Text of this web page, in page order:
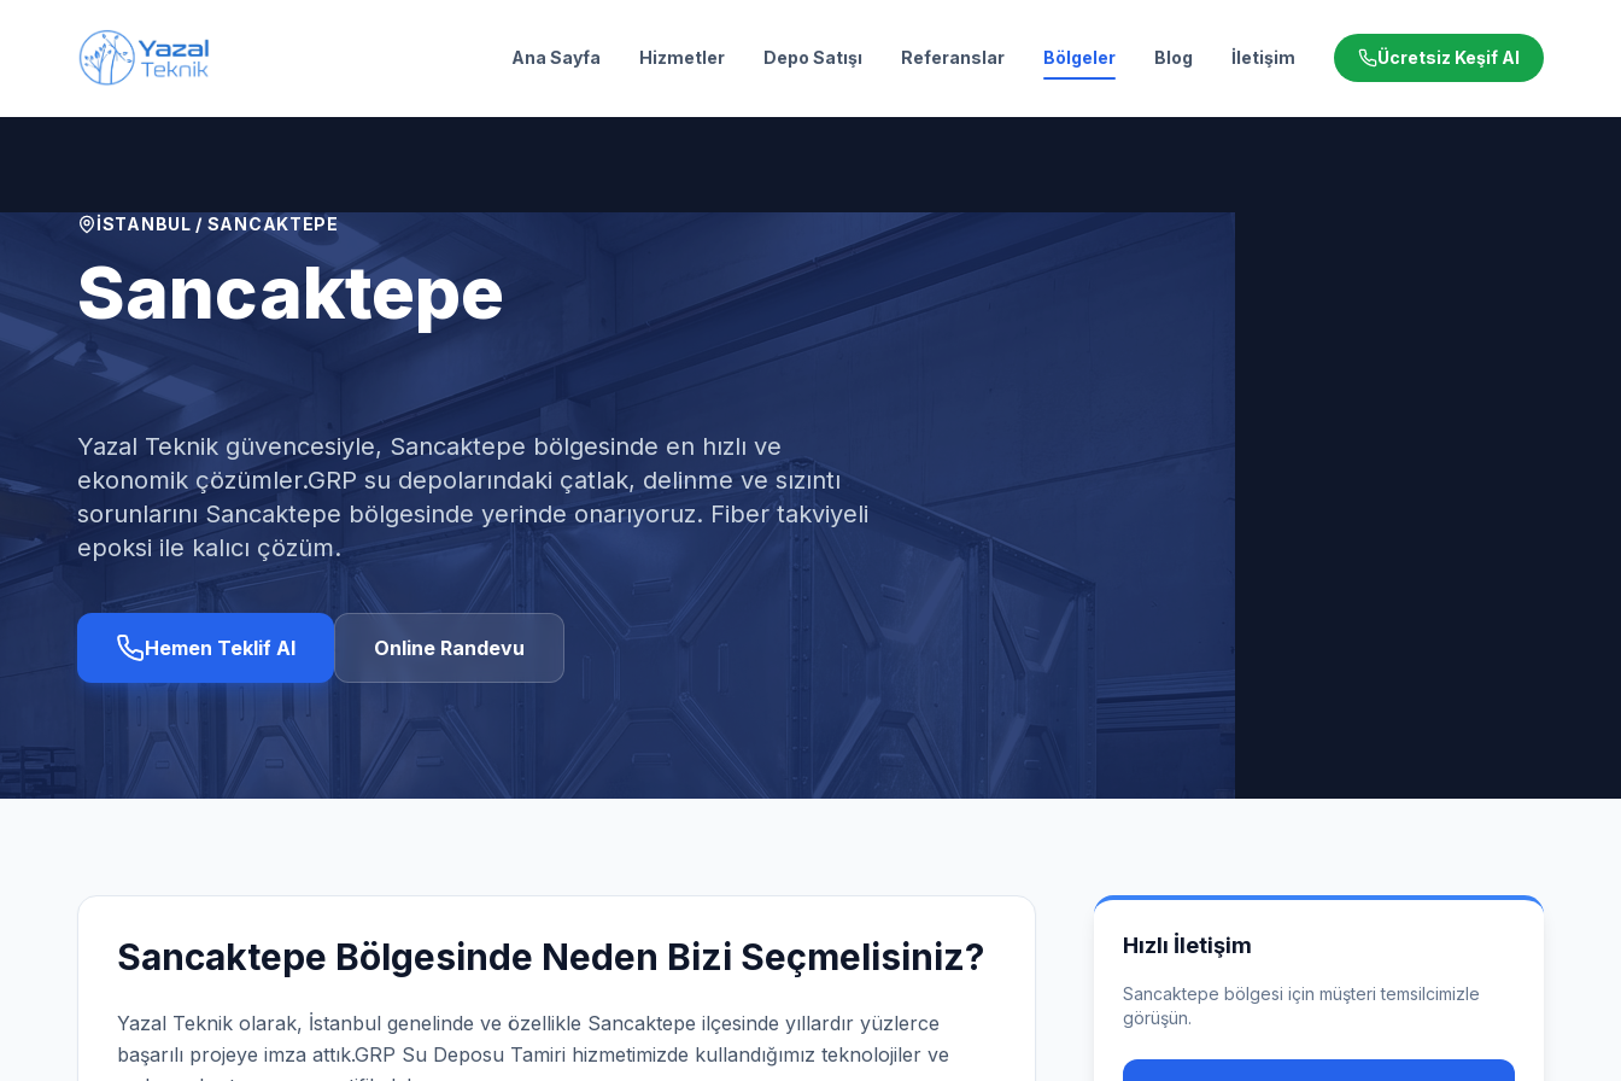
Ana Sayfa Hizmetler Depo Satışı Referanslar Bölgeler Blog İletişim Ücretsiz Keşif Al
İSTANBUL / SANCAKTEPE
Sancaktepe
GRP Su Deposu Tamiri
Yazal Teknik güvencesiyle, Sancaktepe bölgesinde en hızlı ve
ekonomik çözümler.GRP su depolarındaki çatlak, delinme ve sızıntı
sorunlarını Sancaktepe bölgesinde yerinde onarıyoruz. Fiber takviyeli
epoksi ile kalıcı çözüm.
Hemen Teklif Al Online Randevu
Sancaktepe Bölgesinde Neden Bizi Seçmelisiniz?
Yazal Teknik olarak, İstanbul genelinde ve özellikle Sancaktepe ilçesinde yıllardır yüzlerce
başarılı projeye imza attık.GRP Su Deposu Tamiri hizmetimizde kullandığımız teknolojiler ve
Hızlı İletişim
Sancaktepe bölgesi için müşteri temsilcimizle
görüşün.